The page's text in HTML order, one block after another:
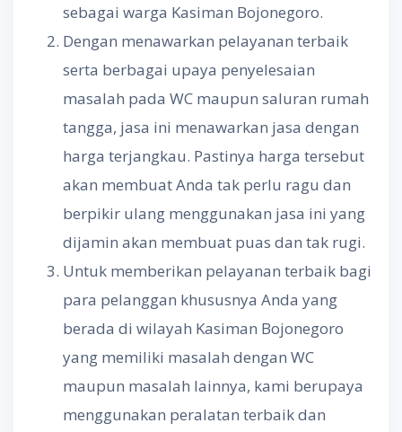
sebagai warga Kasiman Bojonegoro.
Dengan menawarkan pelayanan terbaik
serta berbagai upaya penyelesaian
masalah pada WC maupun saluran rumah
tangga, jasa ini menawarkan jasa dengan
harga terjangkau. Pastinya harga tersebut
akan membuat Anda tak perlu ragu dan
berpikir ulang menggunakan jasa ini yang
dijamin akan membuat puas dan tak rugi.
Untuk memberikan pelayanan terbaik bagi
para pelanggan khususnya Anda yang
berada di wilayah Kasiman Bojonegoro
yang memiliki masalah dengan WC
maupun masalah lainnya, kami berupaya
menggunakan peralatan terbaik dan